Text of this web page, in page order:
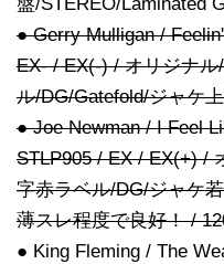
盤/STEREO/Laminated
● Gerry Mulligan /
EX- / EX(-) / オリジナ
ル/DG/Gatefold/ジャケ
● Joe Newman / I Feel
STLP905 / EX / EX(+) /
字赤ラベル/DG/ジャケ
薄スレ程度で良好！ /
● King Fleming / The